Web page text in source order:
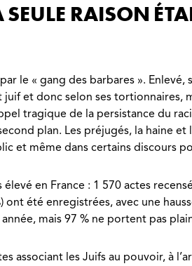
RAISON
le « gang des barbares ».
et donc selon ses tortionnaires,
tragique de la persistance du
plan. Les préjugés, la haine
et même dans certains discours
en France : 1 570 actes
été enregistrées, avec une
mais 97 % ne portent pas
associant les Juifs au pouvoir, à